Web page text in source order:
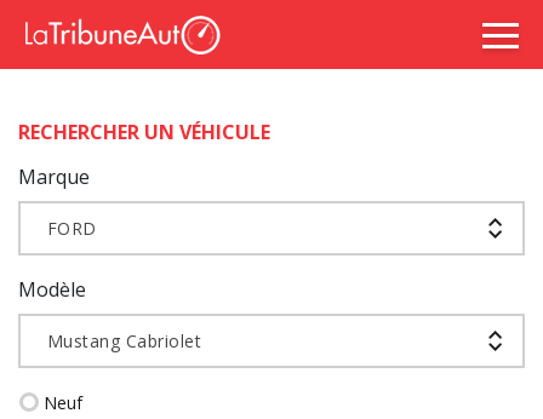
RECHERCHER UN VÉHICULE
Marque
FORD
Modèle
Mustang Cabriolet
Neuf